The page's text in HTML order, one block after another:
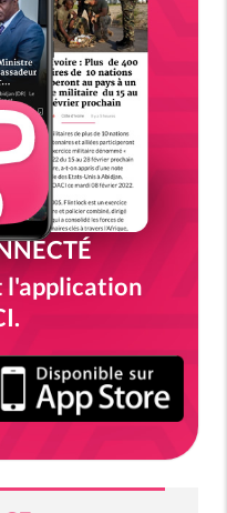
l'application